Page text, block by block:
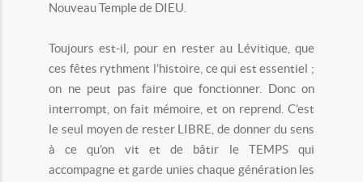
Nouveau Temple de DIEU.
Toujours est-il, pour en rester au Lévitique, que
ces fêtes rythment l’histoire, ce qui est essentiel ;
on ne peut pas faire que fonctionner. Donc on
interrompt, on fait mémoire, et on reprend. C’est
le seul moyen de rester LIBRE, de donner du sens
à ce qu’on vit et de bâtir le TEMPS qui
accompagne et garde unies chaque génération les